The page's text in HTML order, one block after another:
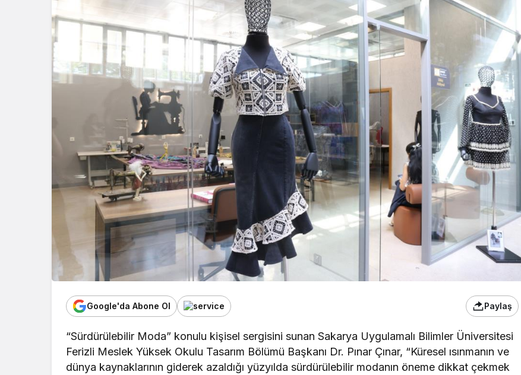
Google'da Abone Ol Paylaş
“Sürdürülebilir Moda” konulu kişisel sergisini sunan Sakarya Uygulamalı Bilimler Üniversitesi
Ferizli Meslek Yüksek Okulu Tasarım Bölümü Başkanı Dr. Pınar Çınar, “Küresel ısınmanın ve
dünya kaynaklarının giderek azaldığı yüzyılda sürdürülebilir modanın öneme dikkat çekmek
TOP20HABER
Güreşçi Alperen Tokgöz
Akdeniz Oyunları’nda
Türkiye’yi temsil edecek
TOP20HABER
Türkiye’nin en iyi simitleri
listesi İzmitlileri kızdırdı